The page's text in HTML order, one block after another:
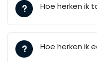
Hoe herken ik
Hoe herken ik